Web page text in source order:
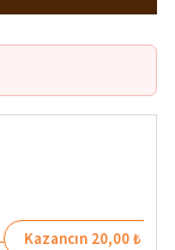
Kazancın 20,00 ₺